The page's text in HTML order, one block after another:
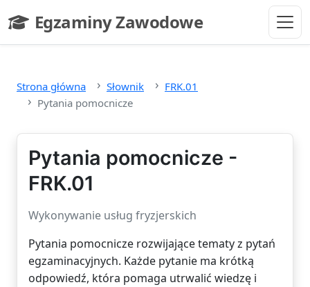
Egzaminy Zawodowe
- strona główna
Strona główna Słownik
FRK.01
Pytania pomocnicze
Pytania pomocnicze -
FRK.01
Wykonywanie usług fryzjerskich
Pytania pomocnicze rozwijające tematy z pytań
egzaminacyjnych. Każde pytanie ma krótką
odpowiedź, która pomaga utrwalić wiedzę i